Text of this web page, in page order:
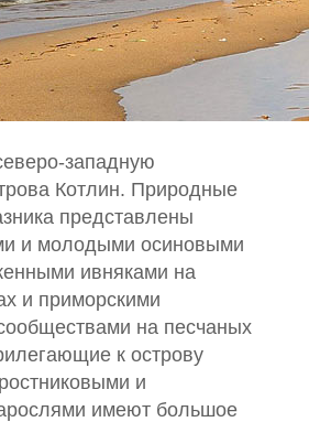
западную
Котлин. Природные
представлены
и молодыми осиновыми
ивняками на
и приморскими
на песчаных
к острову
и
имеют большое